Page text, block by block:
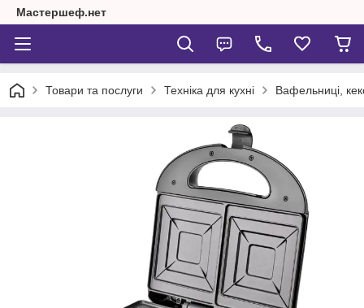
Мастершеф.нет
Товари та послуги Техніка для кухні Вафельниці,